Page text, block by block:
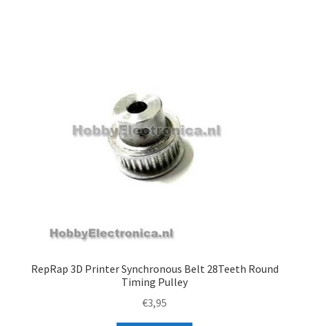
RepRap 3D Printer Synchronous Belt 28Teeth Round
Timing Pulley
€3,95